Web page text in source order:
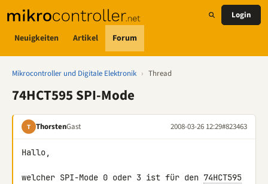
Neuigkeiten Artikel Forum
Login
Mikrocontroller und Digitale Elektronik › Thread
74HCT595 SPI-Mode
T ThorstenGast 2008-03-26 12:29#823463
Hallo,
welcher SPI-Mode 0 oder 3 ist für den 74HCT595